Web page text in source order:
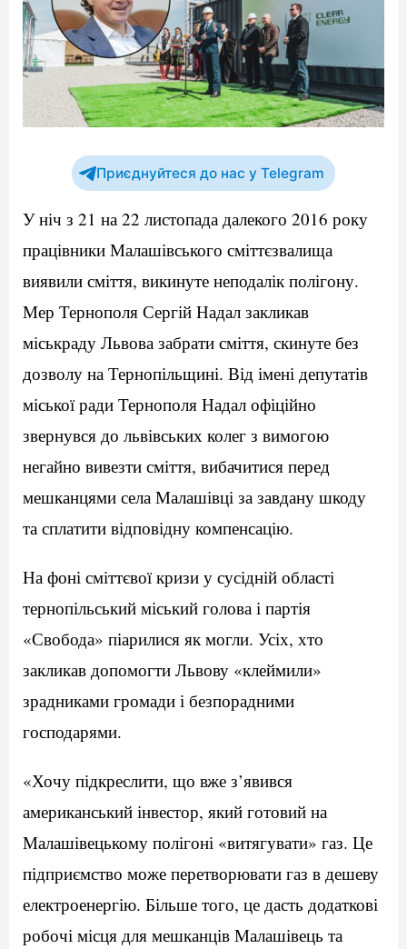
Приєднуйтеся до нас у Telegram
У ніч з 21 на 22 листопада далекого 2016 року
працівники Малашівського сміттєзвалища
виявили сміття, викинуте неподалік полігону.
Мер Тернополя Сергій Надал закликав
міськраду Львова забрати сміття, скинуте без
дозволу на Тернопільщині. Від імені депутатів
міської ради Тернополя Надал офіційно
звернувся до львівських колег з вимогою
негайно вивезти сміття, вибачитися перед
мешканцями села Малашівці за завдану шкоду
та сплатити відповідну компенсацію.
На фоні сміттєвої кризи у сусідній області
тернопільський міський голова і партія
«Свобода» піарилися як могли. Усіх, хто
закликав допомогти Львову «клеймили»
зрадниками громади і безпорадними
господарями.
«Хочу підкреслити, що вже з’явився
американський інвестор, який готовий на
Малашівецькому полігоні «витягувати» газ. Це
підприємство може перетворювати газ в дешеву
електроенергію. Більше того, це дасть додаткові
робочі місця для мешканців Малашівець та